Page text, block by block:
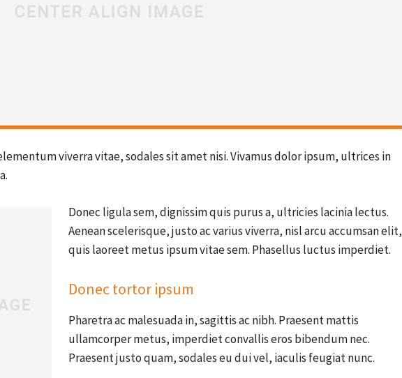
viverra vitae, sodales sit amet nisi. Vivamus dolor ipsum, ultrices in
Donec ligula sem, dignissim quis purus a, ultricies lacinia lectus.
Aenean scelerisque, justo ac varius viverra, nisl arcu accumsan elit,
quis laoreet metus ipsum vitae sem. Phasellus luctus imperdiet.
Donec tortor ipsum
Pharetra ac malesuada in, sagittis ac nibh. Praesent mattis
ullamcorper metus, imperdiet convallis eros bibendum nec.
Praesent justo quam, sodales eu dui vel, iaculis feugiat nunc.